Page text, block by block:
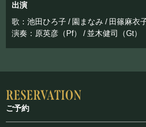
キャンセルポリシー
お問い合わせ
©Mahoroza. All Rights
出演
歌：池田ひろ子 / 園まなみ / 田篠麻衣
演奏：原英彦（Pf） / 並木健司（Gt）
ご予約